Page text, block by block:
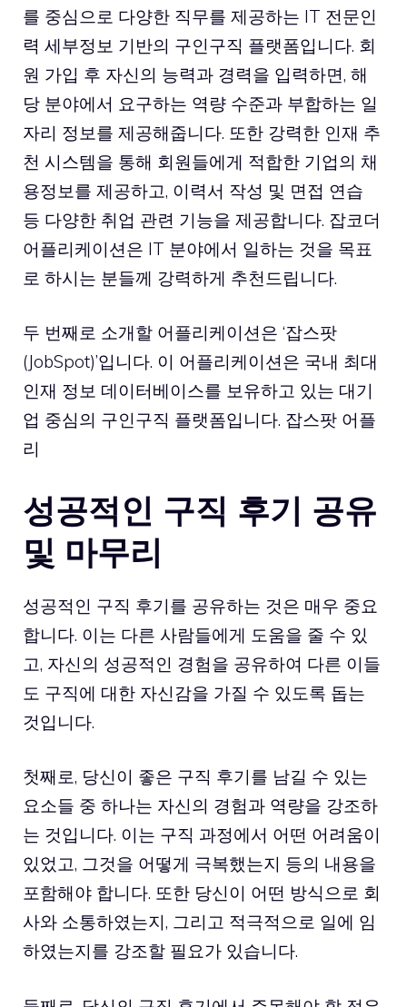
를 중심으로 다양한 직무를 제공하는 IT 전문인
력 세부정보 기반의 구인구직 플랫폼입니다. 회
원 가입 후 자신의 능력과 경력을 입력하면, 해
당 분야에서 요구하는 역량 수준과 부합하는 일
자리 정보를 제공해줍니다. 또한 강력한 인재 추
천 시스템을 통해 회원들에게 적합한 기업의 채
용정보를 제공하고, 이력서 작성 및 면접 연습
등 다양한 취업 관련 기능을 제공합니다. 잡코더
어플리케이션은 IT 분야에서 일하는 것을 목표
로 하시는 분들께 강력하게 추천드립니다.
두 번째로 소개할 어플리케이션은 ‘잡스팟
(JobSpot)’입니다. 이 어플리케이션은 국내 최대
인재 정보 데이터베이스를 보유하고 있는 대기
업 중심의 구인구직 플랫폼입니다. 잡스팟 어플
리
성공적인 구직 후기 공유
및 마무리
성공적인 구직 후기를 공유하는 것은 매우 중요
합니다. 이는 다른 사람들에게 도움을 줄 수 있
고, 자신의 성공적인 경험을 공유하여 다른 이들
도 구직에 대한 자신감을 가질 수 있도록 돕는
것입니다.
첫째로, 당신이 좋은 구직 후기를 남길 수 있는
요소들 중 하나는 자신의 경험과 역량을 강조하
는 것입니다. 이는 구직 과정에서 어떤 어려움이
있었고, 그것을 어떻게 극복했는지 등의 내용을
포함해야 합니다. 또한 당신이 어떤 방식으로 회
사와 소통하였는지, 그리고 적극적으로 일에 임
하였는지를 강조할 필요가 있습니다.